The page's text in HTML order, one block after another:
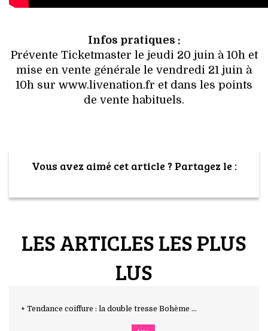
Infos pratiques :
Prévente Ticketmaster le jeudi 20 juin à 10h et
mise en vente générale le vendredi 21 juin à
10h sur www.livenation.fr et dans les points
de vente habituels.
Vous avez aimé cet article ? Partagez le :
LES ARTICLES LES PLUS
LUS
+ Tendance coiffure : la double tresse Bohème ...